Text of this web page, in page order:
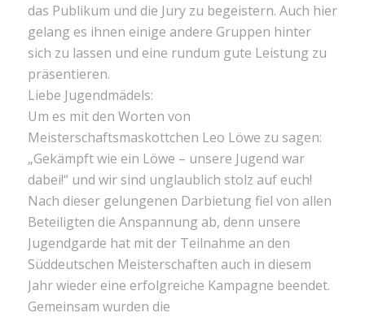
das Publikum und die Jury zu begeistern. Auch hier
gelang es ihnen einige andere Gruppen hinter
sich zu lassen und eine rundum gute Leistung zu
präsentieren.
Liebe Jugendmädels:
Um es mit den Worten von
Meisterschaftsmaskottchen Leo Löwe zu sagen:
„Gekämpft wie ein Löwe – unsere Jugend war
dabei!“ und wir sind unglaublich stolz auf euch!
Nach dieser gelungenen Darbietung fiel von allen
Beteiligten die Anspannung ab, denn unsere
Jugendgarde hat mit der Teilnahme an den
Süddeutschen Meisterschaften auch in diesem
Jahr wieder eine erfolgreiche Kampagne beendet.
Gemeinsam wurden die